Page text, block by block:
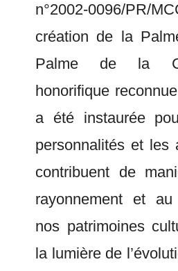
n°2002-0096/
création de la
Palme de la
honorifique
a été instaurée
personnalités et les
contribuent de
rayonnement et
nos patrimoines
la lumière de